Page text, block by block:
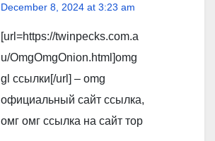
December 8, 2024 at 3:23 am
[url=https://twinpecks.com.a
u/OmgOmgOnion.html]omg
gl ссылки[/url] – omg
официальный сайт ссылка,
омг омг ссылка на сайт тор